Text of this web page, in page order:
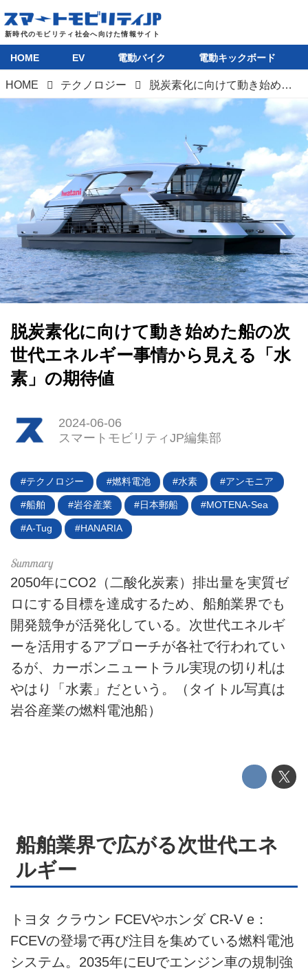
HOME
EV
電動バイク
電動キックボード
テクノロジー
このメディアについて
運営会社
利用規約
広告掲載について
HOME EV 電動バイク 電動キックボード
HOME テクノロジー 脱炭素化に向けて動き始めた船の次世代エネルギー事情から見える「水素」の期待値
脱炭素化に向けて動き始めた船の次
世代エネルギー事情から見える「水
素」の期待値
2024-06-06
スマートモビリティJP編集部
テクノロジー 燃料電池 水素 アンモニア
船舶 岩谷産業 日本郵船 MOTENA-Sea
A-Tug HANARIA
2050年にCO2（二酸化炭素）排出量を実質ゼ
ロにする目標を達成するため、船舶業界でも
開発競争が活発化している。次世代エネルギ
ーを活用するアプローチが各社で行われてい
るが、カーボンニュートラル実現の切り札は
やはり「水素」だという。（タイトル写真は
岩谷産業の燃料電池船）
船舶業界で広がる次世代エネ
ルギー
トヨタ クラウン FCEVやホンダ CR-V e：
FCEVの登場で再び注目を集めている燃料電池
システム。2035年にEUでエンジン車の規制強